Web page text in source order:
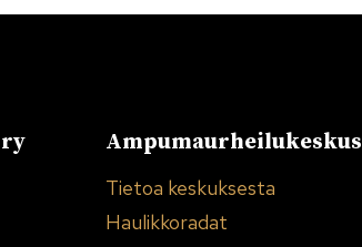
ry Ampumaurheilukeskus
Tietoa keskuksesta
Haulikkoradat